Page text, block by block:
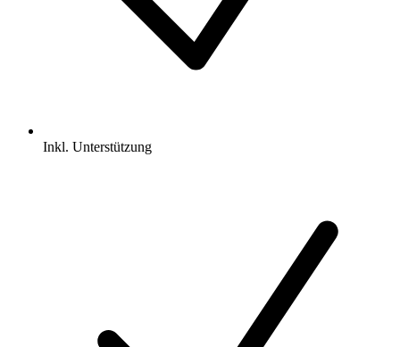
Inkl. Unterstützung